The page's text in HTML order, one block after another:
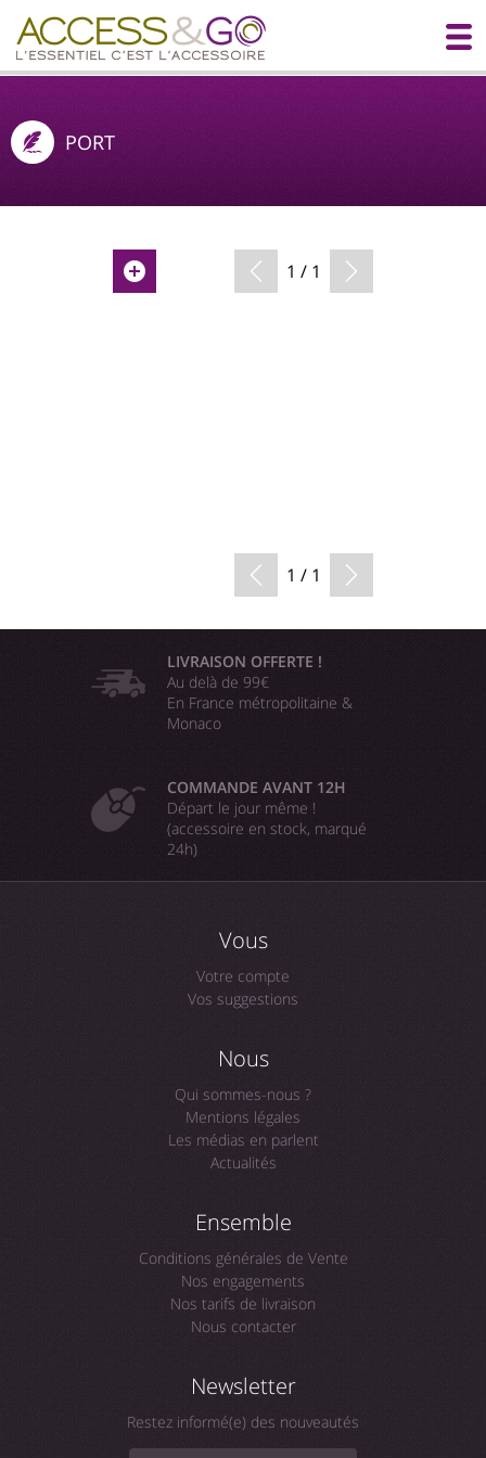
PORT
1 / 1
1 / 1
LIVRAISON OFFERTE !
Au delà de 99€
En France métropolitaine &
Monaco
COMMANDE AVANT 12H
Départ le jour même !
(accessoire en stock, marqué
24h)
Vous
Votre compte
Vos suggestions
Nous
Qui sommes-nous ?
Mentions légales
Les médias en parlent
Actualités
Ensemble
Conditions générales de Vente
Nos engagements
Nos tarifs de livraison
Nous contacter
Newsletter
Restez informé(e) des nouveautés